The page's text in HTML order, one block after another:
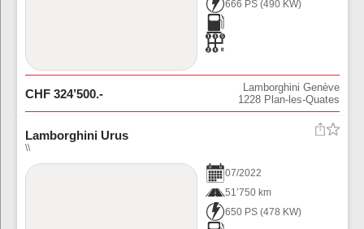
666 PS (490 KW)
CHF 324’500.-
Lamborghini Genève
1228 Plan-les-Quates
Lamborghini Urus
\\
07/2022
51’750 km
650 PS (478 KW)